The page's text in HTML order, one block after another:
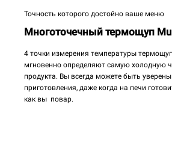
Точность которого достойно ваше меню
Многоточечный термощуп
4 точки измерения температуры
мгновенно определяют самую холодную
продукта. Вы всегда можете быть уверены
приготовления, даже когда на печи
как вы повар.